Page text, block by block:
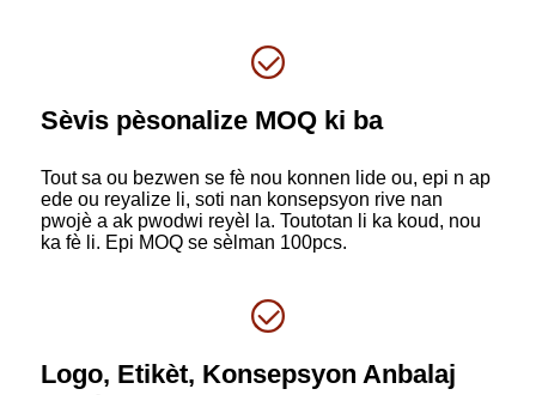
Sèvis pèsonalize MOQ ki ba
Tout sa ou bezwen se fè nou konnen lide ou, epi n ap
ede ou reyalize li, soti nan konsepsyon rive nan
pwojè a ak pwodwi reyèl la. Toutotan li ka koud, nou
ka fè li. Epi MOQ se sèlman 100pcs.
Logo, Etikèt, Konsepsyon Anbalaj